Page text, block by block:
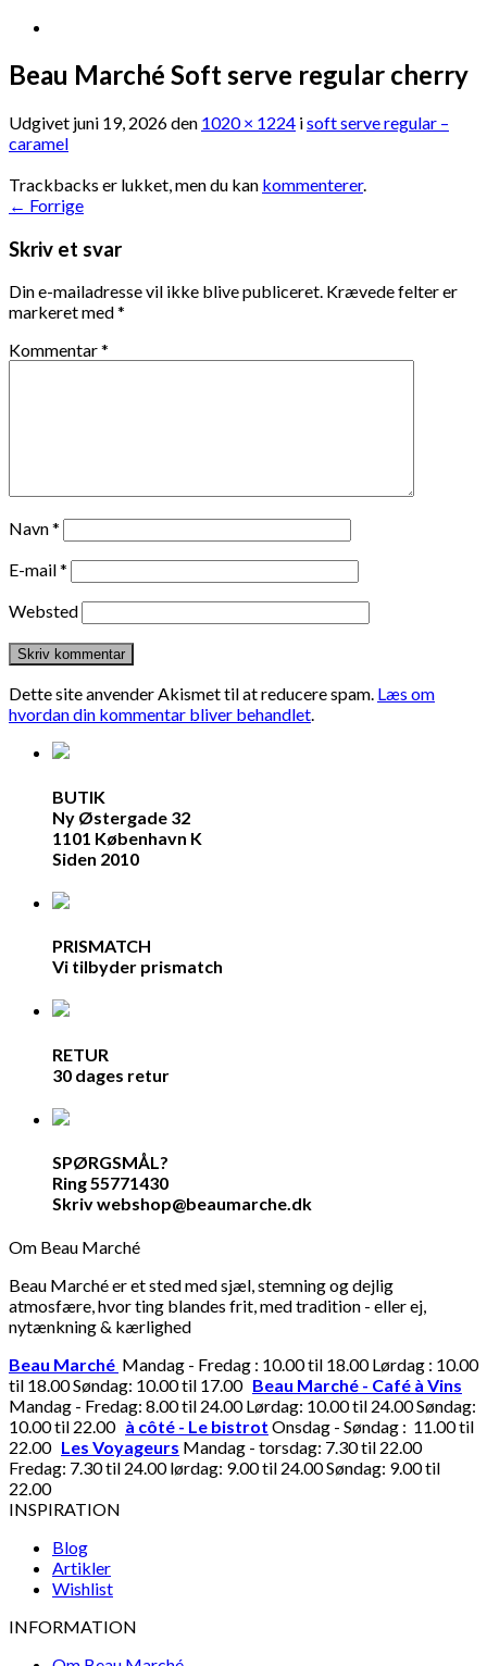
Beau Marché Soft serve regular cherry
Udgivet juni 19, 2026den 1020 × 1224 isoft serve regular –
caramel
Trackbacks er lukket, men du kan kommenterer.
← Forrige
Skriv et svar
Din e-mailadresse vil ikke blive publiceret. Krævede felter er
markeret med*
Kommentar*
Navn*
E-mail*
Websted
Dette site anvender Akismet til at reducere spam. Læs om
hvordan din kommentar bliver behandlet.
BUTIK
Ny Østergade 32
1101 København K
Siden 2010
PRISMATCH
Vi tilbyder prismatch
RETUR
30 dages retur
SPØRGSMÅL?
Ring 55771430
Skriv webshop@beaumarche.dk
Om Beau Marché
Beau Marché er et sted med sjæl, stemning og dejlig
atmosfære, hvor ting blandes frit, med tradition - eller ej,
nytænkning & kærlighed
Beau Marché Mandag - Fredag : 10.00 til 18.00 Lørdag : 10.00
til 18.00 Søndag: 10.00 til 17.00 Beau Marché - Café à Vins
Mandag - Fredag: 8.00 til 24.00 Lørdag: 10.00 til 24.00 Søndag:
10.00 til 22.00 à côté - Le bistrot Onsdag - Søndag : 11.00 til
22.00 Les Voyageurs Mandag - torsdag: 7.30 til 22.00
Fredag: 7.30 til 24.00 lørdag: 9.00 til 24.00 Søndag: 9.00 til
22.00
INSPIRATION
Blog
Artikler
Wishlist
INFORMATION